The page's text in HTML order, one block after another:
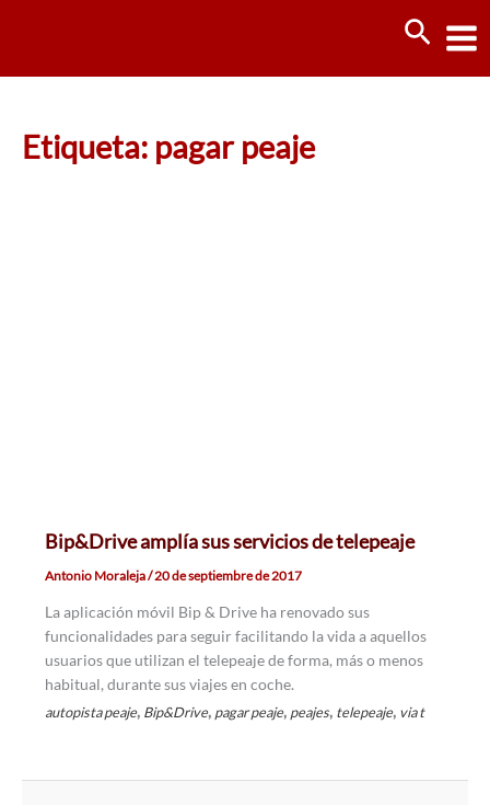
Etiqueta: pagar peaje
Bip&Drive amplía sus servicios de telepeaje
Antonio Moraleja/20 de septiembre de 2017
La aplicación móvil Bip & Drive ha renovado sus
funcionalidades para seguir facilitando la vida a aquellos
usuarios que utilizan el telepeaje de forma, más o menos
habitual, durante sus viajes en coche.
autopista peaje, Bip&Drive, pagar peaje, peajes, telepeaje, via t